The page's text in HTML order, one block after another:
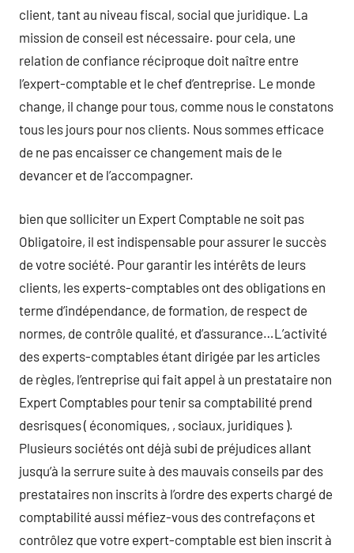
client, tant au niveau fiscal, social que juridique. La
mission de conseil est nécessaire. pour cela, une
relation de confiance réciproque doit naître entre
l’expert-comptable et le chef d’entreprise. Le monde
change, il change pour tous, comme nous le constatons
tous les jours pour nos clients. Nous sommes efficace
de ne pas encaisser ce changement mais de le
devancer et de l’accompagner.
bien que solliciter un Expert Comptable ne soit pas
Obligatoire, il est indispensable pour assurer le succès
de votre société. Pour garantir les intérêts de leurs
clients, les experts-comptables ont des obligations en
terme d’indépendance, de formation, de respect de
normes, de contrôle qualité, et d’assurance…L’activité
des experts-comptables étant dirigée par les articles
de règles, l’entreprise qui fait appel à un prestataire non
Expert Comptables pour tenir sa comptabilité prend
desrisques ( économiques, , sociaux, juridiques ).
Plusieurs sociétés ont déjà subi de préjudices allant
jusqu’à la serrure suite à des mauvais conseils par des
prestataires non inscrits à l’ordre des experts chargé de
comptabilité aussi méfiez-vous des contrefaçons et
contrôlez que votre expert-comptable est bien inscrit à